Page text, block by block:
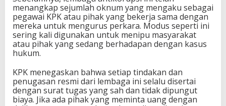
menangkap sejumlah oknum yang mengaku sebagai
pegawai KPK atau pihak yang bekerja sama dengan
mereka untuk mengurus perkara. Modus seperti ini
sering kali digunakan untuk menipu masyarakat
atau pihak yang sedang berhadapan dengan kasus
hukum.
KPK menegaskan bahwa setiap tindakan dan
penugasan resmi dari lembaga ini selalu disertai
dengan surat tugas yang sah dan tidak dipungut
biaya. Jika ada pihak yang meminta uang dengan